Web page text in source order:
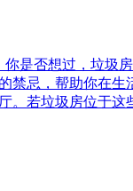
是否想过，垃圾
忌，帮助你在
。若垃圾房位于这